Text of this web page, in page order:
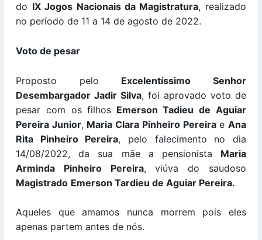
do IX Jogos Nacionais da Magistratura, realizado
no período de 11 a 14 de agosto de 2022.
Voto de pesar
Proposto pelo Excelentíssimo Senhor
Desembargador Jadir Silva, foi aprovado voto de
pesar com os filhos Emerson Tadieu de Aguiar
Pereira Junior, Maria Clara Pinheiro Pereira e Ana
Rita Pinheiro Pereira, pelo falecimento no dia
14/08/2022, da sua mãe a pensionista Maria
Arminda Pinheiro Pereira, viúva do saudoso
Magistrado Emerson Tardieu de Aguiar Pereira.
Aqueles que amamos nunca morrem pois eles
apenas partem antes de nós.